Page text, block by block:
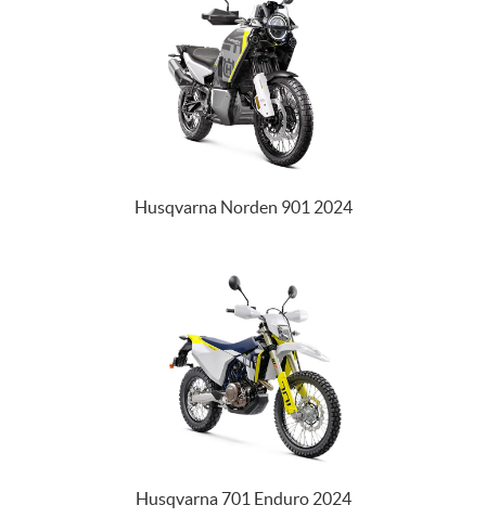
Husqvarna Norden 901 2024
Husqvarna 701 Enduro 2024